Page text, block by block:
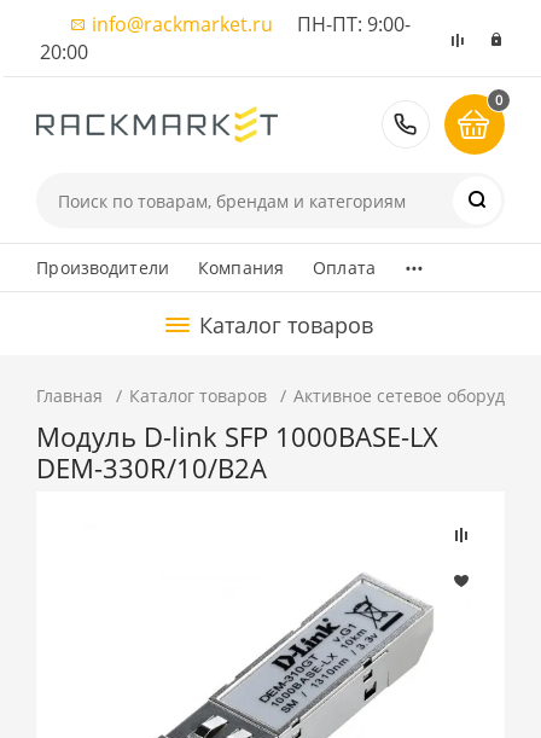
info@rackmarket.ru ПН-ПТ: 9:00-
20:00
8 (495)
0
Производители Компания Оплата ...
Каталог товаров
Главная Каталог товаров Активное сетевое
Модуль D-link SFP 1000BASE-LX
DEM-330R/10/B2A